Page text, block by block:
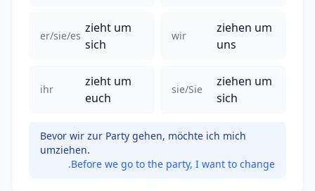
er/sie/es
zieht um
sich
wir
ziehen um
uns
ihr
zieht um
euch
sie/Sie
ziehen um
sich
Bevor wir zur Party gehen, möchte ich mich
umziehen.
Before we go to the party, I want to change.